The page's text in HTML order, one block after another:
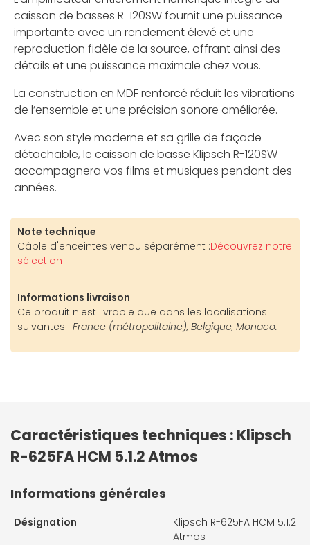
caisson de basses R-120SW fournit une puissance
importante avec un rendement élevé et une
reproduction fidèle de la source, offrant ainsi des
détails et une puissance maximale chez vous.
La construction en MDF renforcé réduit les vibrations
de l’ensemble et une précision sonore améliorée.
Avec son style moderne et sa grille de façade
détachable, le caisson de basse Klipsch R-120SW
accompagnera vos films et musiques pendant des
années.
Note technique
Câble d'enceintes vendu séparément :Découvrez notre
sélection
Informations livraison
Ce produit n'est livrable que dans les localisations
suivantes : France (métropolitaine), Belgique, Monaco.
Caractéristiques techniques : Klipsch
R-625FA HCM 5.1.2 Atmos
Informations générales
Désignation
Klipsch R-625FA HCM 5.1.2
Atmos